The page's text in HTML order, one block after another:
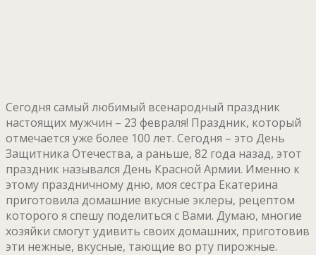
Сегодня самый любимый всенародный праздник
настоящих мужчин – 23 февраля! Праздник, который
отмечается уже более 100 лет. Сегодня – это День
Защитника Отечества, а раньше, 82 года назад, этот
праздник назывался День Красной Армии. Именно к
этому праздничному дню, моя сестра Екатерина
приготовила домашние вкусные эклеры, рецептом
которого я спешу поделиться с Вами. Думаю, многие
хозяйки смогут удивить своих домашних, приготовив
эти нежные, вкусные, тающие во рту пирожные.